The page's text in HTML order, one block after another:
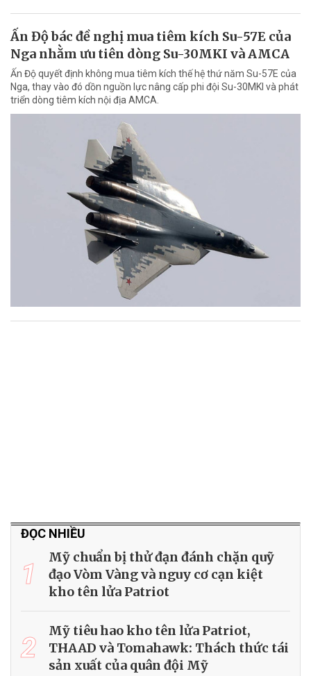
Ấn Độ bác đề nghị mua tiêm kích Su-57E của
Nga nhằm ưu tiên dòng Su-30MKI và AMCA
Ấn Độ quyết định không mua tiêm kích thế hệ thứ năm Su-57E của
Nga, thay vào đó dồn nguồn lực nâng cấp phi đội Su-30MKI và phát
triển dòng tiêm kích nội địa AMCA.
ĐỌC NHIỀU
1
Mỹ chuẩn bị thử đạn đánh chặn quỹ
đạo Vòm Vàng và nguy cơ cạn kiệt
kho tên lửa Patriot
2
Mỹ tiêu hao kho tên lửa Patriot,
THAAD và Tomahawk: Thách thức tái
sản xuất của quân đội Mỹ